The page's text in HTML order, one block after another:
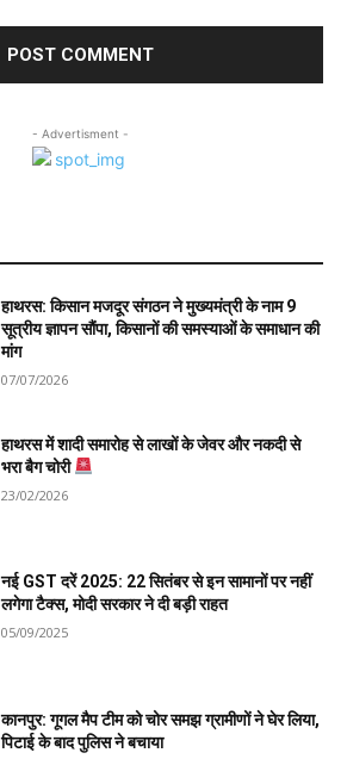
- Advertisment -
हाथरस: किसान मजदूर संगठन ने मुख्यमंत्री के नाम 9
सूत्रीय ज्ञापन सौंपा, किसानों की समस्याओं के समाधान की
मांग
07/07/2026
हाथरस में शादी समारोह से लाखों के जेवर और नकदी से
भरा बैग चोरी
23/02/2026
नई GST दरें 2025: 22 सितंबर से इन सामानों पर नहीं
लगेगा टैक्स, मोदी सरकार ने दी बड़ी राहत
05/09/2025
कानपुर: गूगल मैप टीम को चोर समझ ग्रामीणों ने घेर लिया,
पिटाई के बाद पुलिस ने बचाया